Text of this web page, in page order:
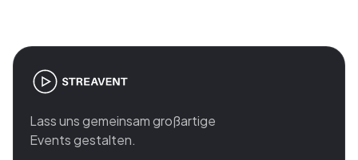
Lass uns gemeinsam großartige
Events gestalten.